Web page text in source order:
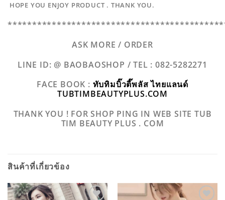
HOPE YOU ENJOY PRODUCT . THANK YOU.
ASK MORE / ORDER
LINE ID: @ BAOBAOSHOP /TEL : 082-5282271
FACE BOOK : ทับทิมบิ๊วตี๊พลัส ไทยแลนด์
TUBTIMBEAUTYPLUS.COM
THANK YOU ! FOR SHOP PING IN WEB SITE TUB
TIM BEAUTY PLUS . COM
สินค้าที่เกี่ยวข้อง